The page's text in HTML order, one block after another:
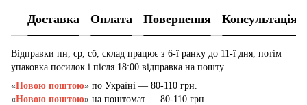
Доставка Оплата Повернення Консультація
Відправки пн, ср, сб, склад працює з 6-ї ранку до 11-ї дня, потім
упаковка посилок і після 18:00 відправка на пошту.
«Новою поштою» по Україні — 80-110 грн.
«Новою поштою» на поштомат — 80-110 грн.